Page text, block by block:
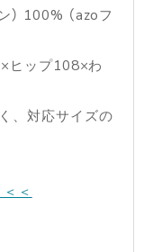
100% （azoフ
ヒップ108×わ
、対応サイズの
＜